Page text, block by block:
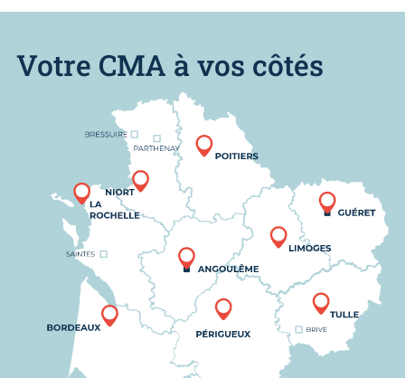
Votre CMA à vos côtés